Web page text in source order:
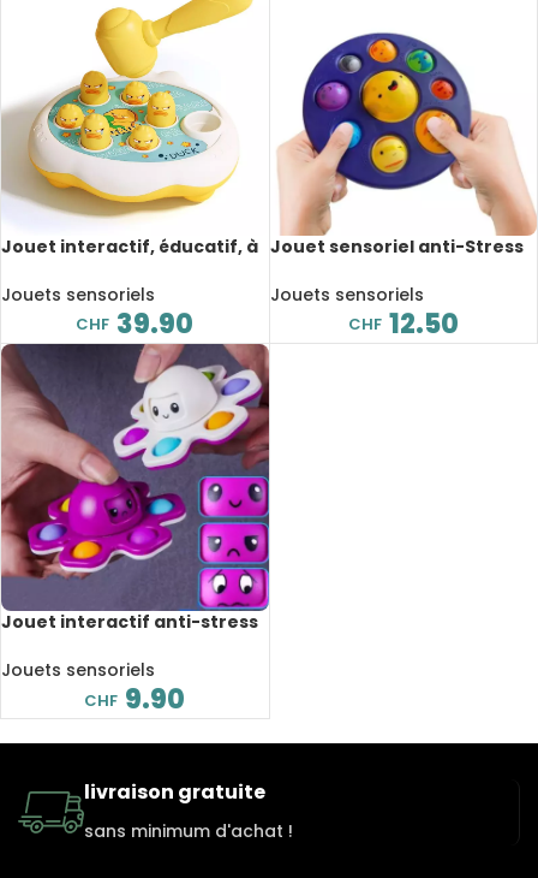
Jouet interactif, éducatif, à
Jouets sensoriels
CHF 39.90
Jouet sensoriel anti-Stress
pour autisme, l’anxiété
Jouets sensoriels
CHF 12.50
Jouet interactif anti-stress
silicone
Jouets sensoriels
CHF 9.90
livraison gratuite
sans minimum d'achat !